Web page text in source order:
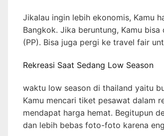
Jikalau ingin lebih ekonomis, Kamu
Bangkok. Jika beruntung, Kamu
(PP). Bisa juga pergi ke travel fair
Rekreasi Saat Sedang Low Season
waktu low season di thailand yaitu
Kamu mencari tiket pesawat dalam
mendapat harga hemat. Begitupun
dan lebih bebas foto-foto karena